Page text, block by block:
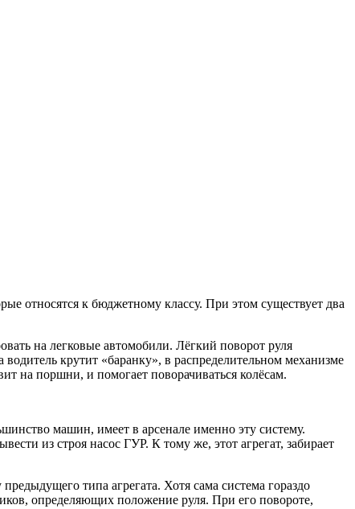
относятся к бюджетному классу. При этом существует два
на легковые автомобили. Лёгкий поворот руля
крутит «баранку», в распределительном механизме
на поршни, и помогает поворачиваться колёсам.
машин, имеет в арсенале именно эту систему.
из строя насос ГУР. К тому же, этот агрегат, забирает
типа агрегата. Хотя сама система гораздо
определяющих положение руля. При его повороте,